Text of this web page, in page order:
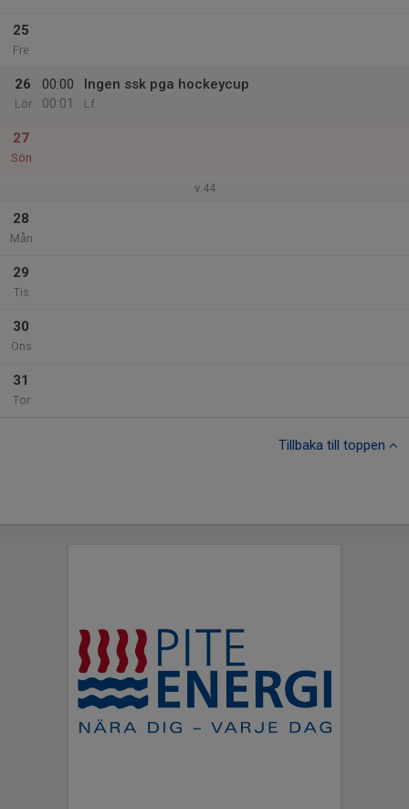
25
Fre
26
Lör
00:00
00:01
Ingen ssk pga hockeycup
Lf
27
Sön
v.44
28
Mån
29
Tis
30
Ons
31
Tor
Tillbaka till toppen